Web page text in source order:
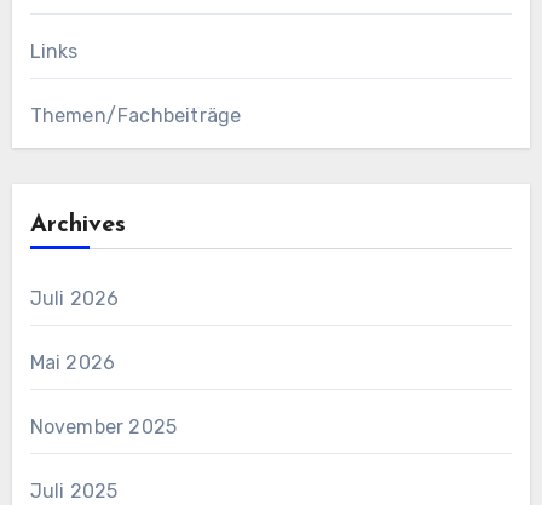
Links
Themen/Fachbeiträge
Archives
Juli 2026
Mai 2026
November 2025
Juli 2025